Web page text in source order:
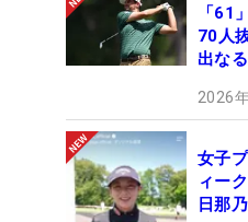
「61
70人
出な
2026
女子
ィー
日那